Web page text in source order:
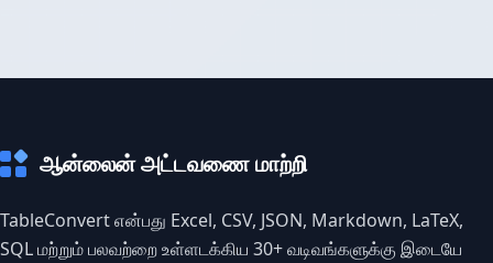
ஆன்லைன் அட்டவணை மாற்றி
TableConvert என்பது Excel, CSV, JSON, Markdown, LaTeX,
SQL மற்றும் பலவற்றை உள்ளடக்கிய 30+ வடிவங்களுக்கு இடையே